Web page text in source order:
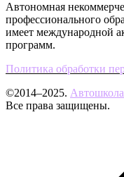
Автономная
профессионального
имеет международной
программ.
Политика обработки
©2014–2025.
Все права защищены.